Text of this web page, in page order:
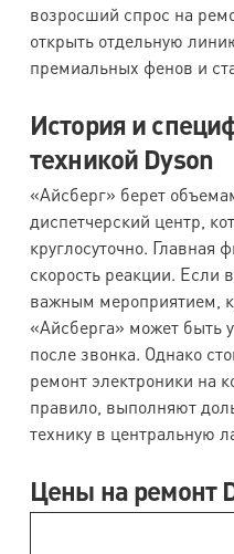
возросший спрос на
открыть отдельную
премиальных фенов и
История и
техникой Dyson
«Айсберг» берет
диспетчерский центр,
круглосуточно. Главная
скорость реакции. Если
важным мероприятием,
«Айсберга» может быть
после звонка. Однако
ремонт электроники на
правило, выполняют
технику в центральную
Цены на ремонт